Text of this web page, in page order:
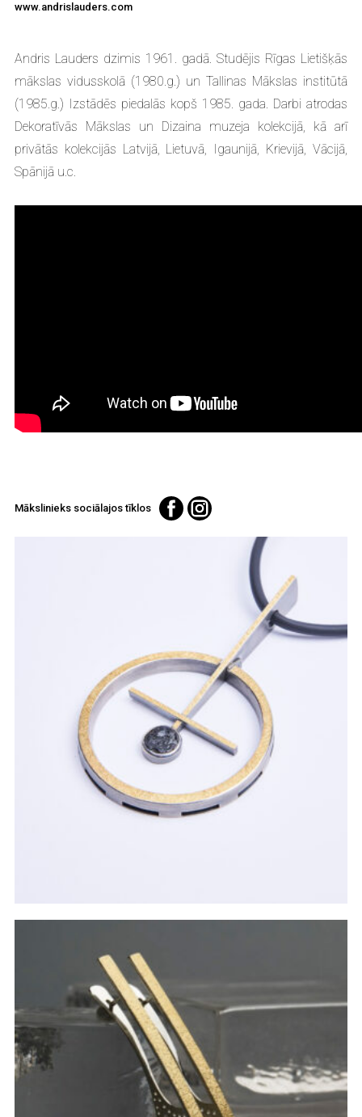
www.andrislauders.com
Andris Lauders dzimis 1961. gadā. Studējis Rīgas Lietišķās
mākslas vidusskolā (1980.g.) un Tallinas Mākslas institūtā
(1985.g.) Izstādēs piedalās kopš 1985. gada. Darbi atrodas
Dekoratīvās Mākslas un Dizaina muzeja kolekcijā, kā arī
privātās kolekcijās Latvijā, Lietuvā, Igaunijā, Krievijā, Vācijā,
Spānijā u.c.
Mākslinieks sociālajos tīklos